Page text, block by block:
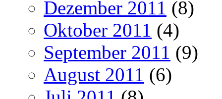
Dezember 2011 (8)
Oktober 2011 (4)
September 2011 (9)
August 2011 (6)